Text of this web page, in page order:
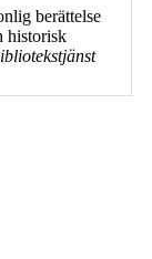
berättelse
historisk